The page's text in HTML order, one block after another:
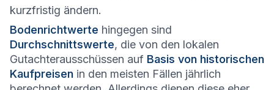
kurzfristig ändern.
Bodenrichtwerte hingegen sind
Durchschnittswerte, die von den lokalen
Gutachterausschüssen auf Basis von historischen
Kaufpreisen in den meisten Fällen jährlich